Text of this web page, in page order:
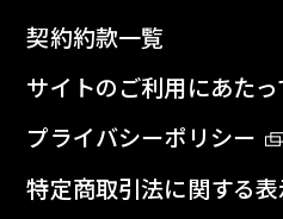
契約約款一覧
サイトのご利用にあたっ
プライバシーポリシー
特定商取引法に関する